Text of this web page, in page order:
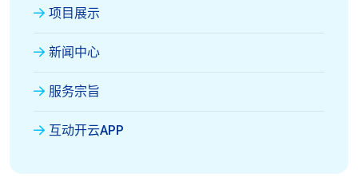
项目展示
新闻中心
服务宗旨
互动开云APP